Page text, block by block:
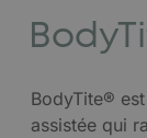
BodyTite®
assistée qui